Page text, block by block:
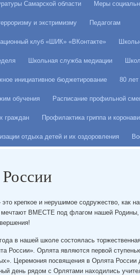
Самарской области Меры
и экстримизму Педагогам
клуб «ШИК» «ВКонтакте»
Школьная служба медиации
инициативное бюджетирование 80
обучения Расписание профильной
граждан Профилактика гриппа и
отдыха детей и их оздоровления
крепкое и нерушимое содружество, как
мечтают ВМЕСТЕ под флагом нашей Родины,
в нашей школе состоялась
России». Орлята являются первой
Церемония посвящения в Орлята России
день рядом с Орлятами находились